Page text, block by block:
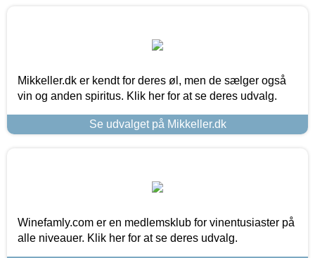
Mikkeller.dk er kendt for deres øl, men de sælger også
vin og anden spiritus. Klik her for at se deres udvalg.
Se udvalget på Mikkeller.dk
Winefamly.com er en medlemsklub for vinentusiaster på
alle niveauer. Klik her for at se deres udvalg.